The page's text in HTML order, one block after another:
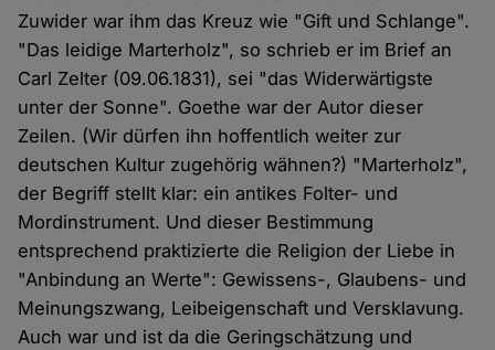
Zuwider war ihm das Kreuz wie "Gift und Schlange".
"Das leidige Marterholz", so schrieb er im Brief an
Carl Zelter (09.06.1831), sei "das Widerwärtigste
unter der Sonne". Goethe war der Autor dieser
Zeilen. (Wir dürfen ihn hoffentlich weiter zur
deutschen Kultur zugehörig wähnen?) "Marterholz",
der Begriff stellt klar: ein antikes Folter- und
Mordinstrument. Und dieser Bestimmung
entsprechend praktizierte die Religion der Liebe in
"Anbindung an Werte": Gewissens-, Glaubens- und
Meinungszwang, Leibeigenschaft und Versklavung.
Auch war und ist da die Geringschätzung und